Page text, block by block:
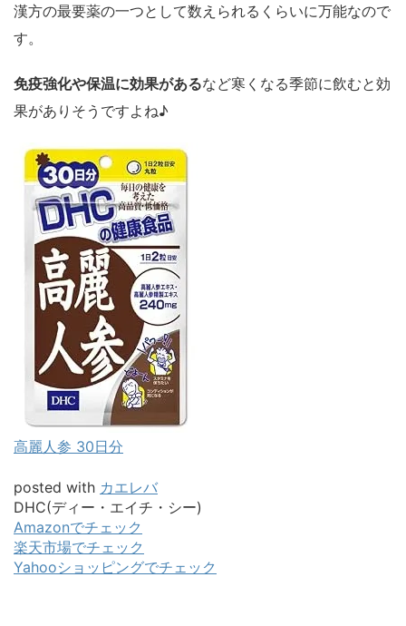
漢方の最要薬の一つとして数えられるくらいに万能なので
す。
免疫強化や保温に効果があるなど寒くなる季節に飲むと効
果がありそうですよね♪
高麗人参 30日分
posted with カエレバ
DHC(ディー・エイチ・シー)
Amazonでチェック
楽天市場でチェック
Yahooショッピングでチェック